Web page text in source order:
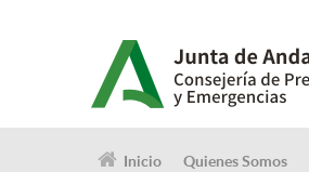
Inicio Quienes Somos